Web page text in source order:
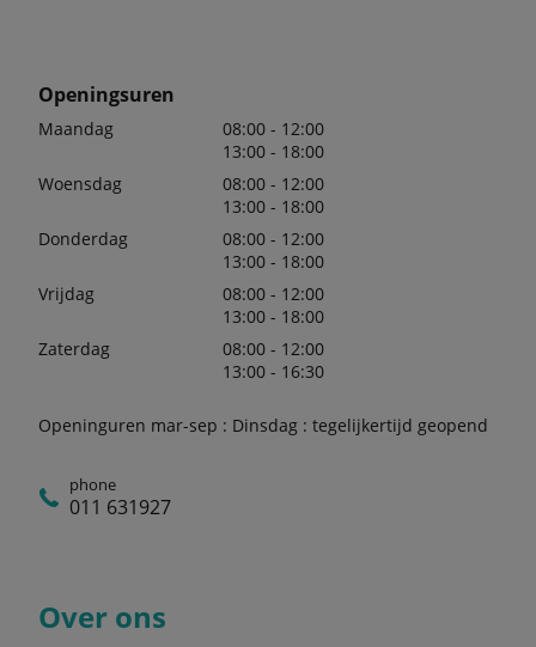
Openingsuren
Maandag
08:00 - 12:00
13:00 - 18:00
Woensdag
08:00 - 12:00
13:00 - 18:00
Donderdag
08:00 - 12:00
13:00 - 18:00
Vrijdag
08:00 - 12:00
13:00 - 18:00
Zaterdag
08:00 - 12:00
13:00 - 16:30
Openinguren mar-sep : Dinsdag : tegelijkertijd geopend
phone
011 631927
Over ons